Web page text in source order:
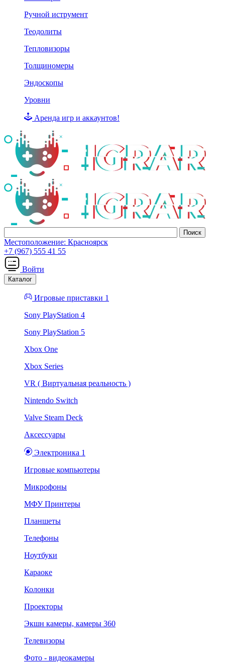
Ручной иструмент
Теодолиты
Тепловизоры
Толщиномеры
Эндоскопы
Уровни
Аренда игр и аккаунтов!
Местоположение: Красноярск
+7 (967) 555 41 55
Войти
Каталог
Игровые приставки 1
Sony PlayStation 4
Sony PlayStation 5
Xbox One
Xbox Series
VR ( Виртуальная реальность )
Nintendo Switch
Valve Steam Deck
Аксессуары
Электроника 1
Игровые компьютеры
Микрофоны
МФУ Принтеры
Планшеты
Телефоны
Ноутбуки
Караоке
Колонки
Проекторы
Экшн камеры, камеры 360
Телевизоры
Фото - видеокамеры